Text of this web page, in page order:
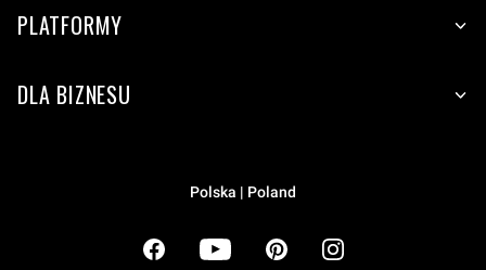
PLATFORMY
DLA BIZNESU
Polska | Poland